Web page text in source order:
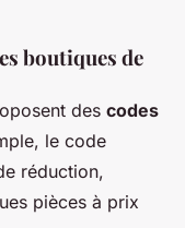
boutiques de
des codes
le code
réduction,
pièces à prix